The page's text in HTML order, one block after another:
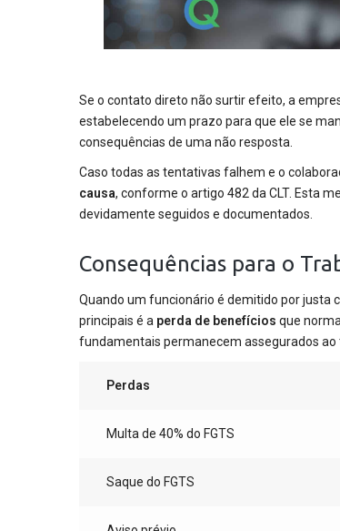
Se o contato direto não surtir efeito, a
estabelecendo um prazo para que ele se
consequências de uma não resposta.
Caso todas as tentativas falhem e o
causa, conforme o artigo 482 da CLT. Esta
devidamente seguidos e documentados.
Consequências para o
Quando um funcionário é demitido por justa
principais é a perda de benefícios que
fundamentais permanecem assegurados ao
Perdas
Multa de 40% do FGTS
Saque do FGTS